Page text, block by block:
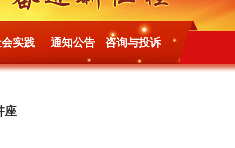
实践 通知公告 咨询与投诉
座